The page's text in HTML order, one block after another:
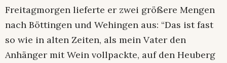
Freitagmorgen lieferte er zwei größere Mengen
nach Böttingen und Wehingen aus: “Das ist fast
so wie in alten Zeiten, als mein Vater den
Anhänger mit Wein vollpackte, auf den Heuberg